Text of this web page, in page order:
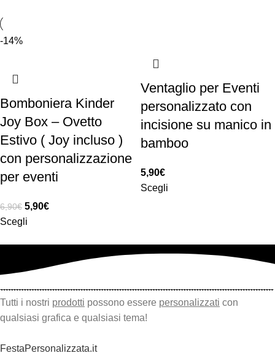
-14%
Bomboniera Kinder
Joy Box – Ovetto
Estivo ( Joy incluso )
con personalizzazione
per eventi
6,90€ 5,90€
Scegli
Ventaglio per Eventi
personalizzato con
incisione su manico in
bamboo
5,90€
Scegli
Tutti i nostri prodotti possono essere personalizzati con
qualsiasi grafica e qualsiasi tema!
FestaPersonalizzata.it